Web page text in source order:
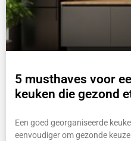
5 musthaves voor
keuken die gezond
Een goed georganiseerde
eenvoudiger om gezonde